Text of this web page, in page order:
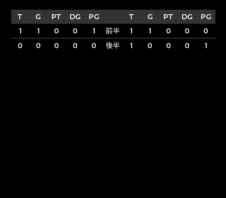
T G PT DG PG T G PT DG
PG
1
1 0 0 1 前半 1 1 0 0
0
0
0 0 0 0 後半 1 0 0 0 1